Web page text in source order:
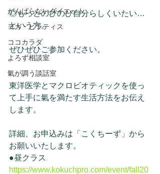
がんばらないダイエット
ヨガ・ピラティス
ココカラダ
よろず相談室
氣が調う談話室
◎もっとのびのび自分らしくいたい…
という方。
ぜひぜひご参加ください。
東洋医学とマクロビオティックを使っ
て上手に氣を満たす生活方法をお伝え
します。
詳細、お申込みは「こくちーず」から
お願いいたします。
●昼クラス
https://www.kokuchpro.com/event/fall20